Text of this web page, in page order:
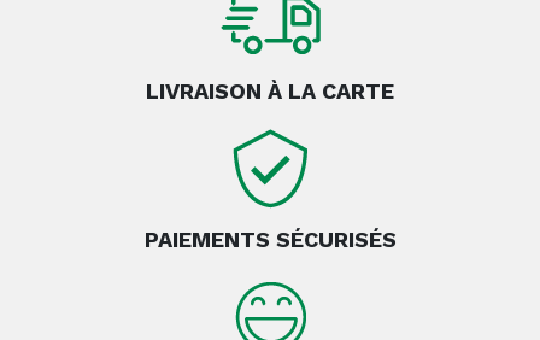
LIVRAISON À LA CARTE
PAIEMENTS SÉCURISÉS